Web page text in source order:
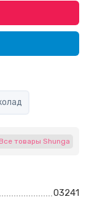
Все товары Shunga
03241